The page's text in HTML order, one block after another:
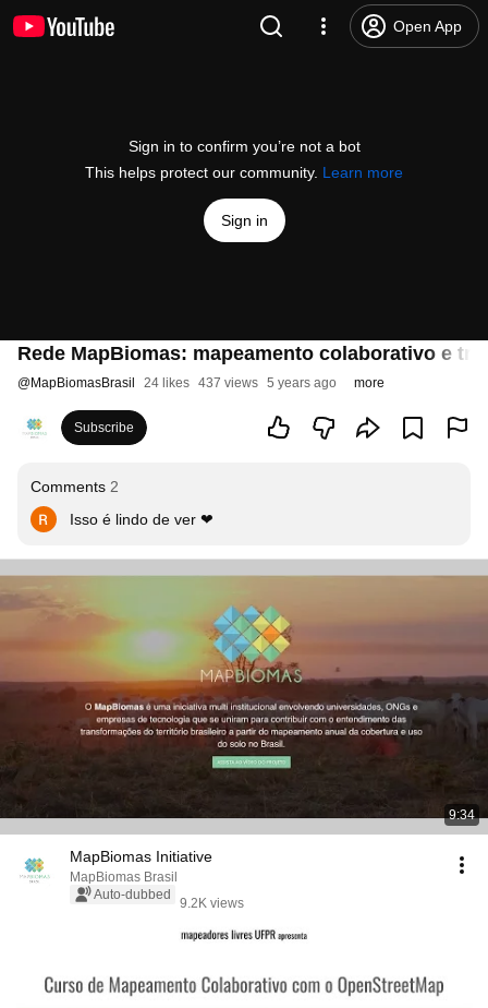
Open App
Sign in to confirm you’re not a bot
This helps protect our community. Learn more
Sign in
Rede MapBiomas: mapeamento colaborativo e
@MapBiomasBrasil 24 likes 437 views 5 years ago more
Subscribe
Comments 2
Isso é lindo de ver ❤
9:34
MapBiomas Initiative
MapBiomas Brasil
Auto-dubbed
9.2K views